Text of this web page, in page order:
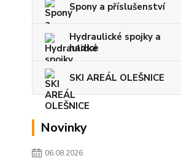
Spony a příslušenství
Hydraulické spojky a
hadice
SKI AREÁL OLEŠNICE
Novinky
06.08.2026